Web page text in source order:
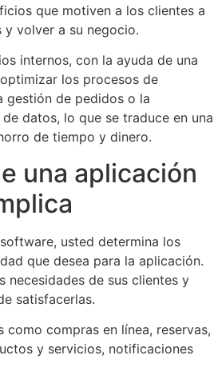
que motiven a los clientes a
y volver a su negocio.
internos, con la ayuda de una
los procesos de
gestión de pedidos o la
datos, lo que se traduce en una
de tiempo y dinero.
una aplicación
usted determina los
que desea para la aplicación.
necesidades de sus clientes y
satisfacerlas.
como compras en línea, reservas,
y servicios, notificaciones